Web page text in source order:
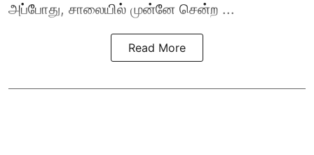
அப்போது, சாலையில் முன்னே சென்ற ...
Read More